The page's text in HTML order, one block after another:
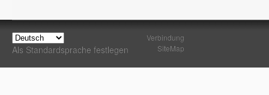
Als Standardsprache festlegen
Verbindung
SiteMap